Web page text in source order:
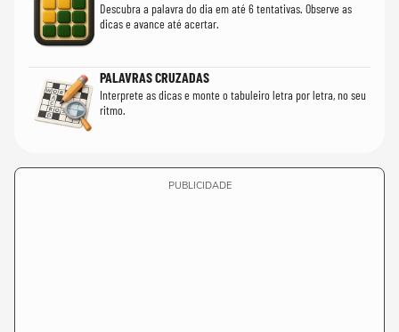
Descubra a palavra do dia em até 6 tentativas. Observe as
dicas e avance até acertar.
PALAVRAS CRUZADAS
Interprete as dicas e monte o tabuleiro letra por letra, no seu
ritmo.
PUBLICIDADE